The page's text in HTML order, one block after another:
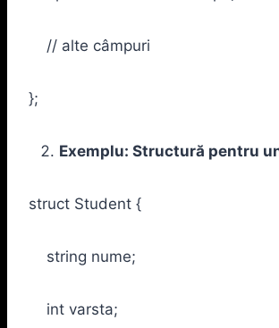
// alte câmpuri
};
Exemplu: Structură pentru
struct Student {
string nume;
int varsta;